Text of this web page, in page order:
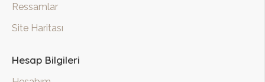
Ressamlar
Site Haritası
Hesap Bilgileri